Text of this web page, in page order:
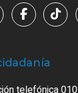
telefónica 010